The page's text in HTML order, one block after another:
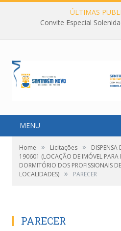
ÚLTIMAS
Convite Especial
MENU
Home » Licitações »
190601 (LOCAÇÃO DE IMÓVEL PARA
DORMITÓRIO DOS PROFISSIONAIS
LOCALIDADES) » PARECER
PARECER